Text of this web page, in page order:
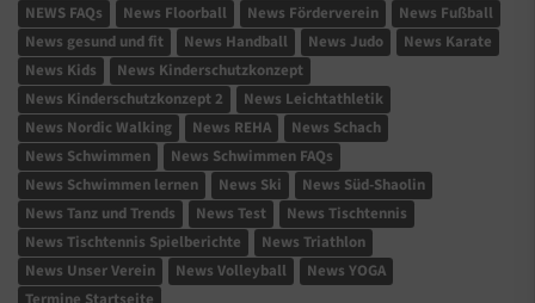
NEWS FAQs
News Floorball News Förderverein
News Fußball
News gesund und fit
News Handball News Judo
News Karate
News Kids
News Kinderschutzkonzept
News Kinderschutzkonzept 2
News Leichtathletik
News Nordic Walking
News REHA
News Schach
News Schwimmen
News Schwimmen FAQs
News Schwimmen lernen
News Ski
News Süd-Shaolin
News Tanz und Trends
News Test
News Tischtennis
News Tischtennis Spielberichte
News Triathlon
News Unser Verein
News Volleyball
News YOGA